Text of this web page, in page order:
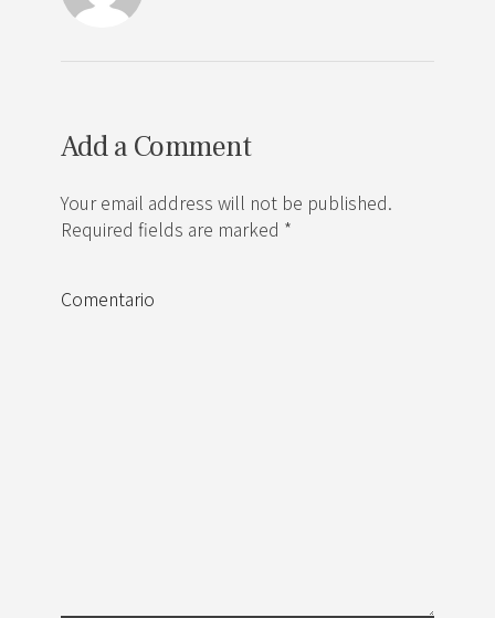
Add a Comment
Your email address will not be published.
Required fields are marked *
Comentario